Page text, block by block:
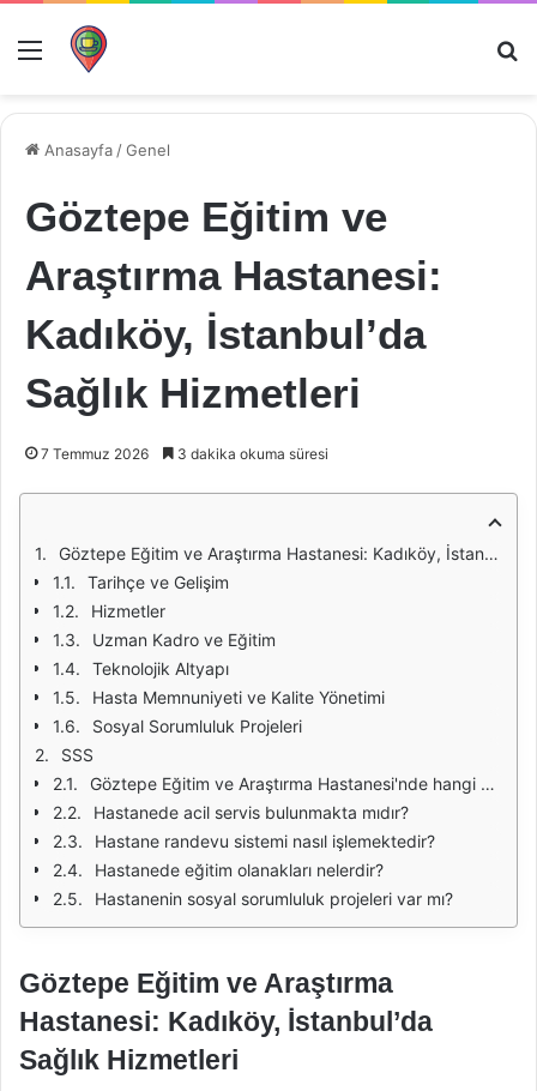
Menü
Anasayfa /Genel
Göztepe Eğitim ve
Araştırma Hastanesi:
Kadıköy, İstanbul’da
Sağlık Hizmetleri
7 Temmuz 2026 3 dakika okuma süresi
Göztepe Eğitim ve Araştırma Hastanesi: Kadıköy, İstanbul'da Sağlık Hizmetleri
Tarihçe ve Gelişim
Hizmetler
Uzman Kadro ve Eğitim
Teknolojik Altyapı
Hasta Memnuniyeti ve Kalite Yönetimi
Sosyal Sorumluluk Projeleri
SSS
Göztepe Eğitim ve Araştırma Hastanesi'nde hangi branşlarda hizmet verilmektedir?
Hastanede acil servis bulunmakta mıdır?
Hastane randevu sistemi nasıl işlemektedir?
Hastanede eğitim olanakları nelerdir?
Hastanenin sosyal sorumluluk projeleri var mı?
Göztepe Eğitim ve Araştırma
Hastanesi: Kadıköy, İstanbul’da
Sağlık Hizmetleri